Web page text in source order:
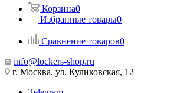
Корзина0
Избранные товары0
Сравнение товаров0
info@lockers-shop.ru
г. Москва, ул. Куликовская, 12